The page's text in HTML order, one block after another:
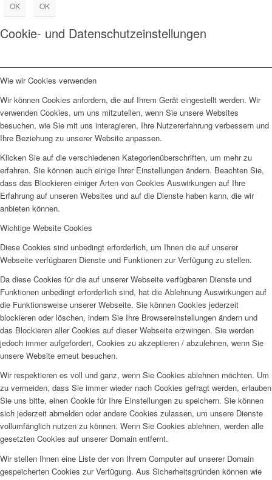
OK OK
Cookie- und Datenschutzeinstellungen
Wie wir Cookies verwenden
Wir können Cookies anfordern, die auf Ihrem Gerät eingestellt werden. Wir
verwenden Cookies, um uns mitzuteilen, wenn Sie unsere Websites
besuchen, wie Sie mit uns interagieren, Ihre Nutzererfahrung verbessern und
Ihre Beziehung zu unserer Website anpassen.
Klicken Sie auf die verschiedenen Kategorienüberschriften, um mehr zu
erfahren. Sie können auch einige Ihrer Einstellungen ändern. Beachten Sie,
dass das Blockieren einiger Arten von Cookies Auswirkungen auf Ihre
Erfahrung auf unseren Websites und auf die Dienste haben kann, die wir
anbieten können.
Wichtige Website Cookies
Diese Cookies sind unbedingt erforderlich, um Ihnen die auf unserer
Webseite verfügbaren Dienste und Funktionen zur Verfügung zu stellen.
Da diese Cookies für die auf unserer Webseite verfügbaren Dienste und
Funktionen unbedingt erforderlich sind, hat die Ablehnung Auswirkungen auf
die Funktionsweise unserer Webseite. Sie können Cookies jederzeit
blockieren oder löschen, indem Sie Ihre Browsereinstellungen ändern und
das Blockieren aller Cookies auf dieser Webseite erzwingen. Sie werden
jedoch immer aufgefordert, Cookies zu akzeptieren / abzulehnen, wenn Sie
unsere Website erneut besuchen.
Wir respektieren es voll und ganz, wenn Sie Cookies ablehnen möchten. Um
zu vermeiden, dass Sie immer wieder nach Cookies gefragt werden, erlauben
Sie uns bitte, einen Cookie für Ihre Einstellungen zu speichern. Sie können
sich jederzeit abmelden oder andere Cookies zulassen, um unsere Dienste
vollumfänglich nutzen zu können. Wenn Sie Cookies ablehnen, werden alle
gesetzten Cookies auf unserer Domain entfernt.
Wir stellen Ihnen eine Liste der von Ihrem Computer auf unserer Domain
gespeicherten Cookies zur Verfügung. Aus Sicherheitsgründen können wie